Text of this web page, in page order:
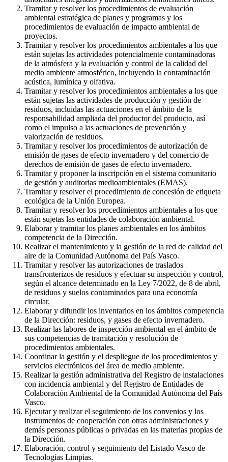
Tramitar y resolver los procedimientos de evaluación
ambiental estratégica de planes y programas y los
procedimientos de evaluación de impacto ambiental de
proyectos.
Tramitar y resolver los procedimientos ambientales a los que
están sujetas las actividades potencialmente contaminadoras
de la atmósfera y la evaluación y control de la calidad del
medio ambiente atmosférico, incluyendo la contaminación
acústica, lumínica y olfativa.
Tramitar y resolver los procedimientos ambientales a los que
están sujetas las actividades de producción y gestión de
residuos, incluidas las actuaciones en el ámbito de la
responsabilidad ampliada del productor del producto, así
como el impulso a las actuaciones de prevención y
valorización de residuos.
Tramitar y resolver los procedimientos de autorización de
emisión de gases de efecto invernadero y del comercio de
derechos de emisión de gases de efecto invernadero.
Tramitar y proponer la inscripción en el sistema comunitario
de gestión y auditorias medioambientales (EMAS).
Tramitar y resolver el procedimiento de concesión de etiqueta
ecológica de la Unión Europea.
Tramitar y resolver los procedimientos ambientales a los que
están sujetas las entidades de colaboración ambiental.
Elaborar y tramitar los planes ambientales en los ámbitos
competencia de la Dirección.
Realizar el mantenimiento y la gestión de la red de calidad del
aire de la Comunidad Autónoma del País Vasco.
Tramitar y resolver las autorizaciones de traslados
transfronterizos de residuos y efectuar su inspección y control,
según el alcance determinado en la Ley 7/2022, de 8 de abril,
de residuos y suelos contaminados para una economía
circular.
Elaborar y difundir los inventarios en los ámbitos competencia
de la Dirección: residuos, y gases de efecto invernadero.
Realizar las labores de inspección ambiental en el ámbito de
sus competencias de tramitación y resolución de
procedimientos ambientales.
Coordinar la gestión y el despliegue de los procedimientos y
servicios electrónicos del área de medio ambiente.
Realizar la gestión administrativa del Registro de instalaciones
con incidencia ambiental y del Registro de Entidades de
Colaboración Ambiental de la Comunidad Autónoma del País
Vasco.
Ejecutar y realizar el seguimiento de los convenios y los
instrumentos de cooperación con otras administraciones y
demás personas públicas o privadas en las materias propias de
la Dirección.
Elaboración, control y seguimiento del Listado Vasco de
Tecnologías Limpias.